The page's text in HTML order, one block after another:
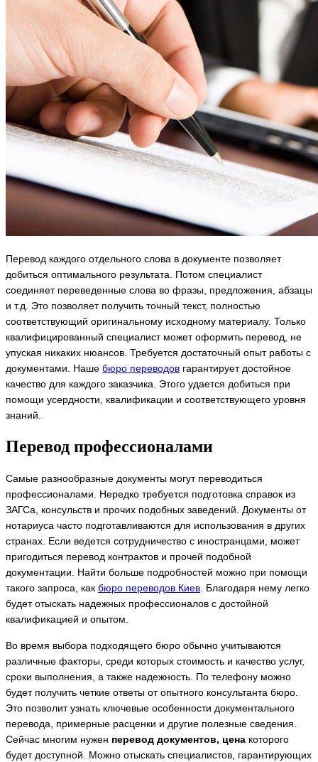
Перевод каждого отдельного слова в документе позволяет
добиться оптимального результата. Потом специалист
соединяет переведенные слова во фразы, предложения, абзацы
и т.д. Это позволяет получить точный текст, полностью
соответствующий оригинальному исходному материалу. Только
квалифицированный специалист может оформить перевод, не
упуская никаких нюансов. Требуется достаточный опыт работы с
документами. Наше бюро переводов гарантирует достойное
качество для каждого заказчика. Этого удается добиться при
помощи усердности, квалификации и соответствующего уровня
знаний.
Перевод профессионалами
Самые разнообразные документы могут переводиться
профессионалами. Нередко требуется подготовка справок из
ЗАГСа, консульств и прочих подобных заведений. Документы от
нотариуса часто подготавливаются для использования в других
странах. Если ведется сотрудничество с иностранцами, может
пригодиться перевод контрактов и прочей подобной
документации. Найти больше подробностей можно при помощи
такого запроса, как бюро переводов Киев. Благодаря нему легко
будет отыскать надежных профессионалов с достойной
квалификацией и опытом.
Во время выбора подходящего бюро обычно учитываются
различные факторы, среди которых стоимость и качество услуг,
сроки выполнения, а также надежность. По телефону можно
будет получить четкие ответы от опытного консультанта бюро.
Это позволит узнать ключевые особенности документального
перевода, примерные расценки и другие полезные сведения.
Сейчас многим нужен перевод документов, цена которого
будет доступной. Можно отыскать специалистов, гарантирующих